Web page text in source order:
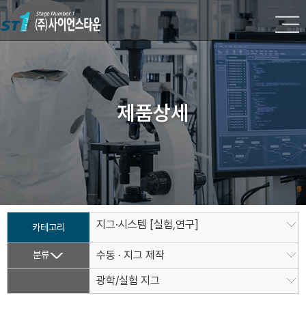
제품상세
카테고리 지그·시스템 [실험,연구]
분류
수동 · 지그 제작
광학/실험 지그